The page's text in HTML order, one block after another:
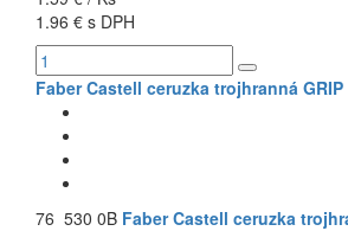
1.96 € s DPH
Faber Castell ceruzka trojhranná
76 530 0B Faber Castell ceruzka